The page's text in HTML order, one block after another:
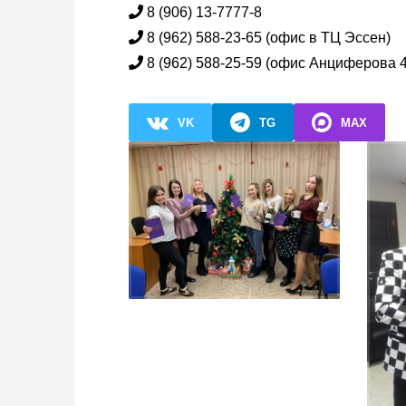
8 (906) 13-7777-8
8 (962) 588-23-65 (офис в ТЦ Эссен)
8 (962) 588-25-59 (офис Анциферова
VK TG MAX